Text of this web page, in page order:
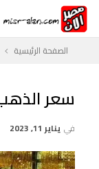
الصفحة الرئيسية
سعر
في يناير 11, 2023